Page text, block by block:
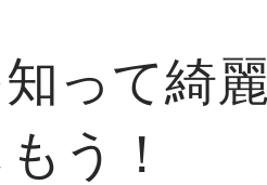
って綺麗
う！